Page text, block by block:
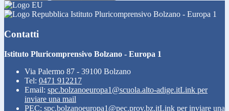
Istituto Pluricomprensivo Bolzano - Europa 1
Contatti
Istituto Pluricomprensivo Bolzano - Europa 1
Via Palermo 87 - 39100 Bolzano
Tel: 0471 912217
Email: spc.bolzanoeuropa1@scuola.alto-adige.itLink per
inviare una mail
PEC: spc.bolzanoeuropa1@pec.prov.bz.itLink per inviare una